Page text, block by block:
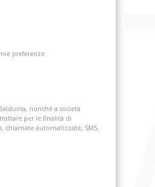
elettricamente
preferenze.
nonché a società
per le finalità di
chiamate automatizzate, SMS,